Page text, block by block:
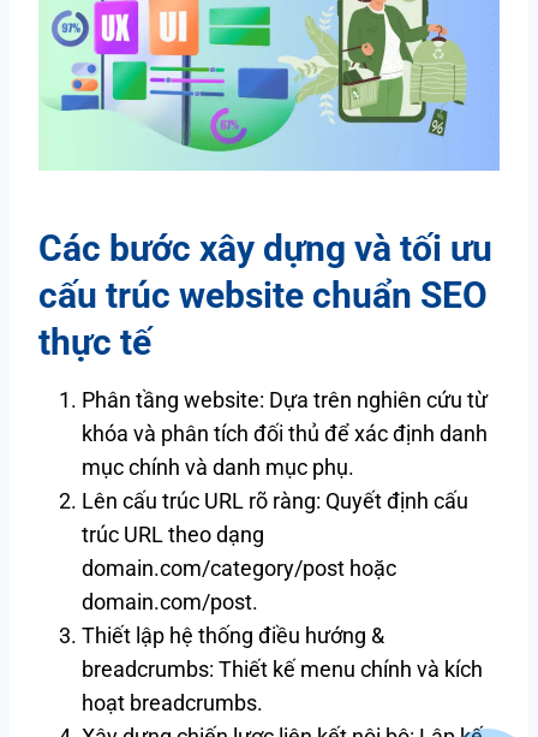
Các bước xây dựng và tối ưu
cấu trúc website chuẩn SEO
thực tế
Phân tầng website: Dựa trên nghiên cứu từ
khóa và phân tích đối thủ để xác định danh
mục chính và danh mục phụ.
Lên cấu trúc URL rõ ràng: Quyết định cấu
trúc URL theo dạng
domain.com/category/post hoặc
domain.com/post.
Thiết lập hệ thống điều hướng &
breadcrumbs: Thiết kế menu chính và kích
hoạt breadcrumbs.